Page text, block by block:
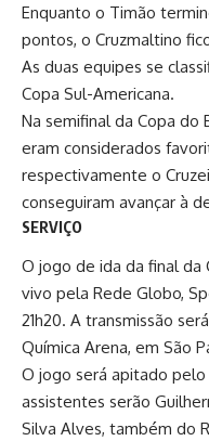
Enquanto o Timão
pontos, o Cruzmaltino
As duas equipes se
Copa Sul-Americana.
Na semifinal da Copa do
eram considerados
respectivamente o
conseguiram avançar à
SERVIÇO
O jogo de ida da final da
vivo pela Rede Globo,
21h20. A transmissão
Química Arena, em São
O jogo será apitado pelo
assistentes serão
Silva Alves, também do